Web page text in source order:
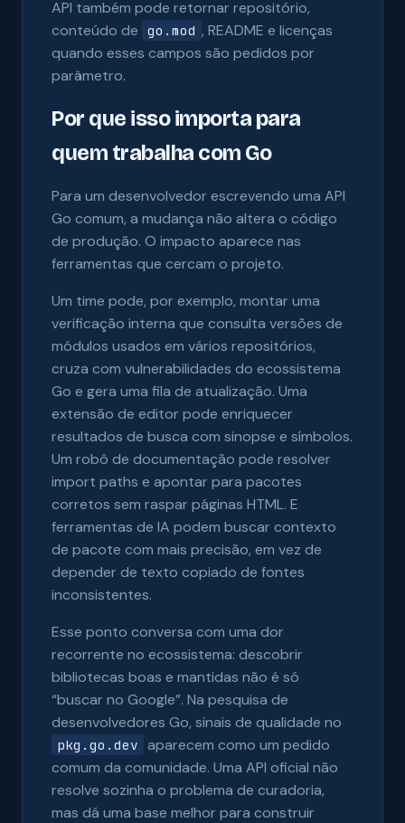
API também pode retornar repositório,
conteúdo de go.mod , README e licenças
quando esses campos são pedidos por
parâmetro.
Por que isso importa para
quem trabalha com Go
Para um desenvolvedor escrevendo uma API
Go comum, a mudança não altera o código
de produção. O impacto aparece nas
ferramentas que cercam o projeto.
Um time pode, por exemplo, montar uma
verificação interna que consulta versões de
módulos usados em vários repositórios,
cruza com vulnerabilidades do ecossistema
Go e gera uma fila de atualização. Uma
extensão de editor pode enriquecer
resultados de busca com sinopse e símbolos.
Um robô de documentação pode resolver
import paths e apontar para pacotes
corretos sem raspar páginas HTML. E
ferramentas de IA podem buscar contexto
de pacote com mais precisão, em vez de
depender de texto copiado de fontes
inconsistentes.
Esse ponto conversa com uma dor
recorrente no ecossistema: descobrir
bibliotecas boas e mantidas não é só
“buscar no Google”. Na pesquisa de
desenvolvedores Go, sinais de qualidade no
pkg.go.dev aparecem como um pedido
comum da comunidade. Uma API oficial não
resolve sozinha o problema de curadoria,
mas dá uma base melhor para construir